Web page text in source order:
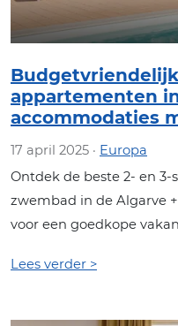
appartementen
accommodaties
17 april 2025 · Europa
Ontdek de beste 2- en
zwembad in de Algarve
voor een goedkope
Lees verder >